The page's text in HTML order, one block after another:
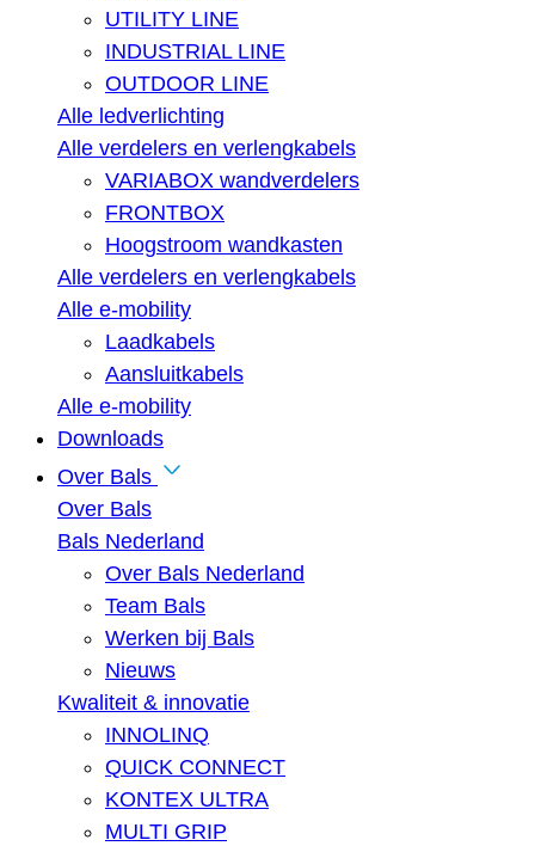
UTILITY LINE
INDUSTRIAL LINE
OUTDOOR LINE
Alle ledverlichting
Alle verdelers en verlengkabels
VARIABOX wandverdelers
FRONTBOX
Hoogstroom wandkasten
Alle verdelers en verlengkabels
Alle e-mobility
Laadkabels
Aansluitkabels
Alle e-mobility
Downloads
Over Bals
Over Bals
Bals Nederland
Over Bals Nederland
Team Bals
Werken bij Bals
Nieuws
Kwaliteit & innovatie
INNOLINQ
QUICK CONNECT
KONTEX ULTRA
MULTI GRIP